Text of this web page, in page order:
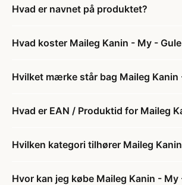
Hvad er navnet på produktet?
Hvad koster Maileg Kanin - My -
Hvilket mærke står bag Maileg Kanin
Hvad er EAN / Produktid for Maileg
Hvilken kategori tilhører Maileg
Hvor kan jeg købe Maileg Kanin - My